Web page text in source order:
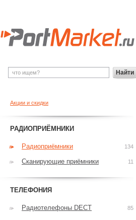
Акции и скидки
РАДИОПРИЁМНИКИ
Радиоприёмники 134
Сканирующие приёмники 11
ТЕЛЕФОНИЯ
Радиотелефоны DECT 85
Найти